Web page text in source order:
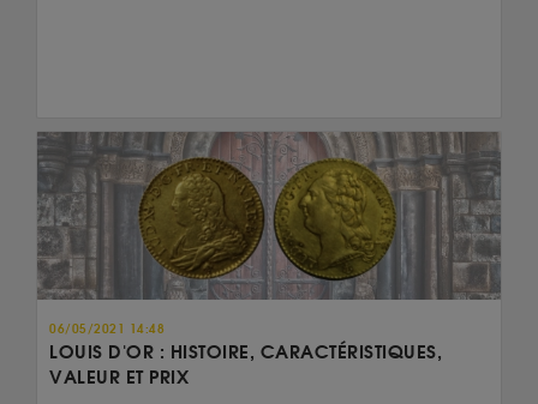
06/05/2021 14:48
LOUIS D'OR : HISTOIRE, CARACTÉRISTIQUES,
VALEUR ET PRIX